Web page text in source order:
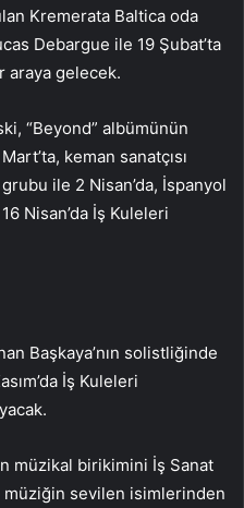
Kremerata Baltica oda
Debargue ile 19 Şubat’ta
araya gelecek.
“Beyond” albümünün
keman sanatçısı
ile 2 Nisan’da, İspanyol
Nisan’da İş Kuleleri
Başkaya’nın solistliğinde
İş Kuleleri
müzikal birikimini İş Sanat
sevilen isimlerinden